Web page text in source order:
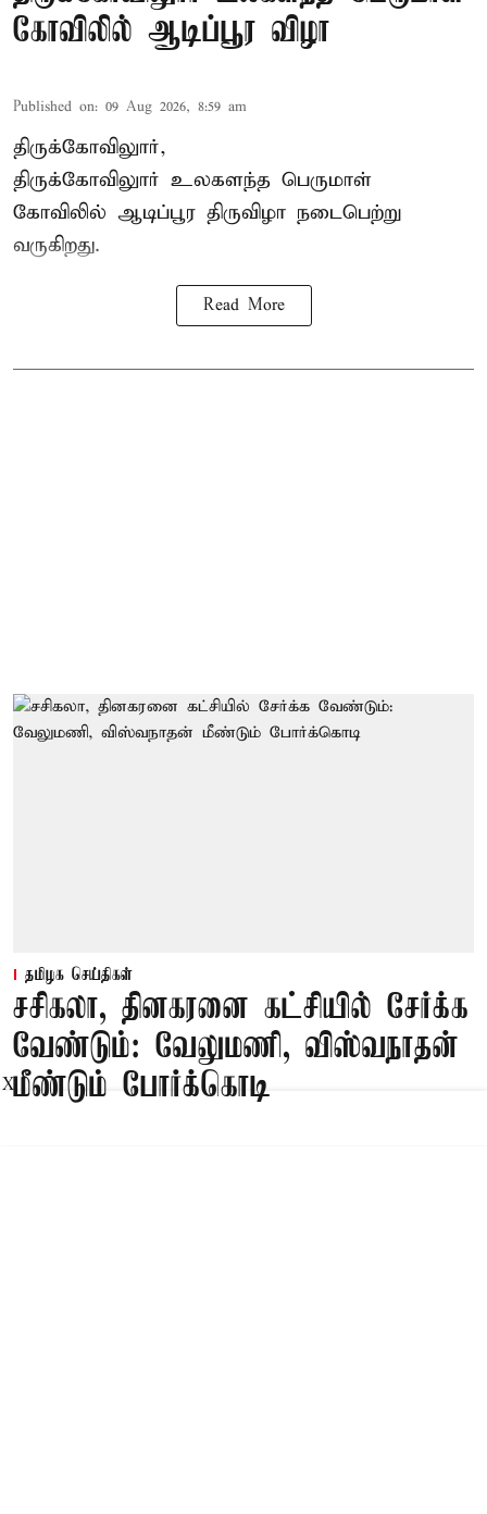
கோவிலில் ஆடிப்பூர விழா
Published on: 09 Aug 2026, 8:59 am
திருக்கோவிலுார்,
திருக்கோவிலுார் உலகளந்த பெருமாள்
கோவிலில் ஆடிப்பூர திருவிழா நடைபெற்று
வருகிறது.
Read More
தமிழக செய்திகள்
சசிகலா, தினகரனை கட்சியில் சேர்க்க
வேண்டும்: வேலுமணி, விஸ்வநாதன்
மீண்டும் போர்க்கொடி
X